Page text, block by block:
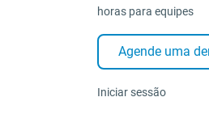
horas para equipes
Agende uma
Iniciar sessão